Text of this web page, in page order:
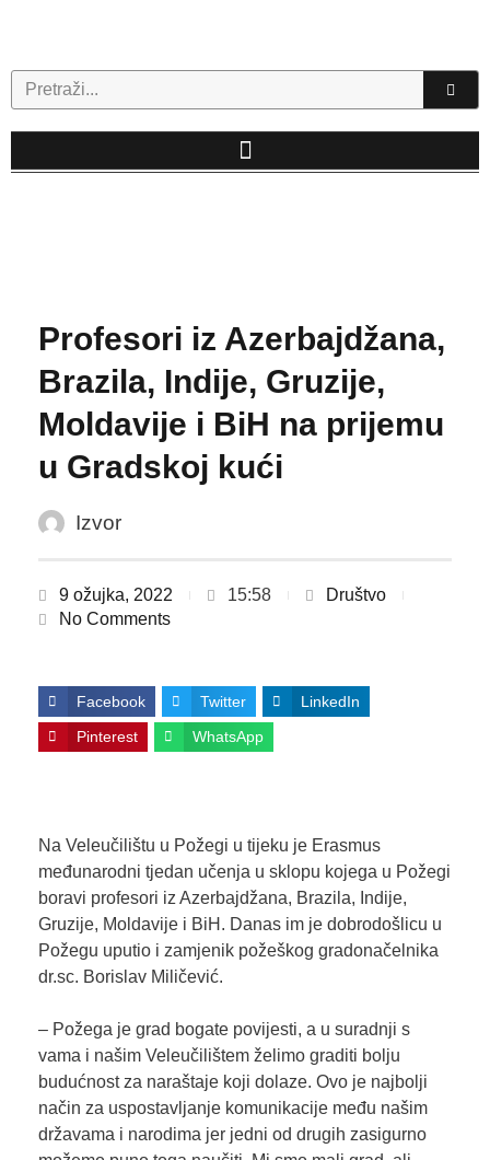
Search
Profesori iz Azerbajdžana,
Brazila, Indije, Gruzije,
Moldavije i BiH na prijemu
u Gradskoj kući
Izvor
9 ožujka, 2022 15:58
Društvo
No Comments
Facebook Twitter LinkedIn
Pinterest WhatsApp
Na Veleučilištu u Požegi u tijeku je Erasmus
međunarodni tjedan učenja u sklopu kojega u Požegi
boravi profesori iz Azerbajdžana, Brazila, Indije,
Gruzije, Moldavije i BiH. Danas im je dobrodošlicu u
Požegu uputio i zamjenik požeškog gradonačelnika
dr.sc. Borislav Miličević.
– Požega je grad bogate povijesti, a u suradnji s
vama i našim Veleučilištem želimo graditi bolju
budućnost za naraštaje koji dolaze. Ovo je najbolji
način za uspostavljanje komunikacije među našim
državama i narodima jer jedni od drugih zasigurno